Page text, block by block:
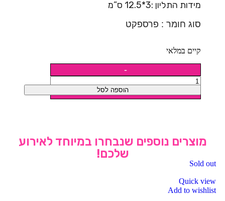
מידות התליון :3*12.5 ס”מ
סוג חומר : פרספקט
קיים במלאי
הוספה לסל
מוצרים נוספים שנבחרו במיוחד לאירוע
שלכם!
Sold out
Quick view
Add to wishlist